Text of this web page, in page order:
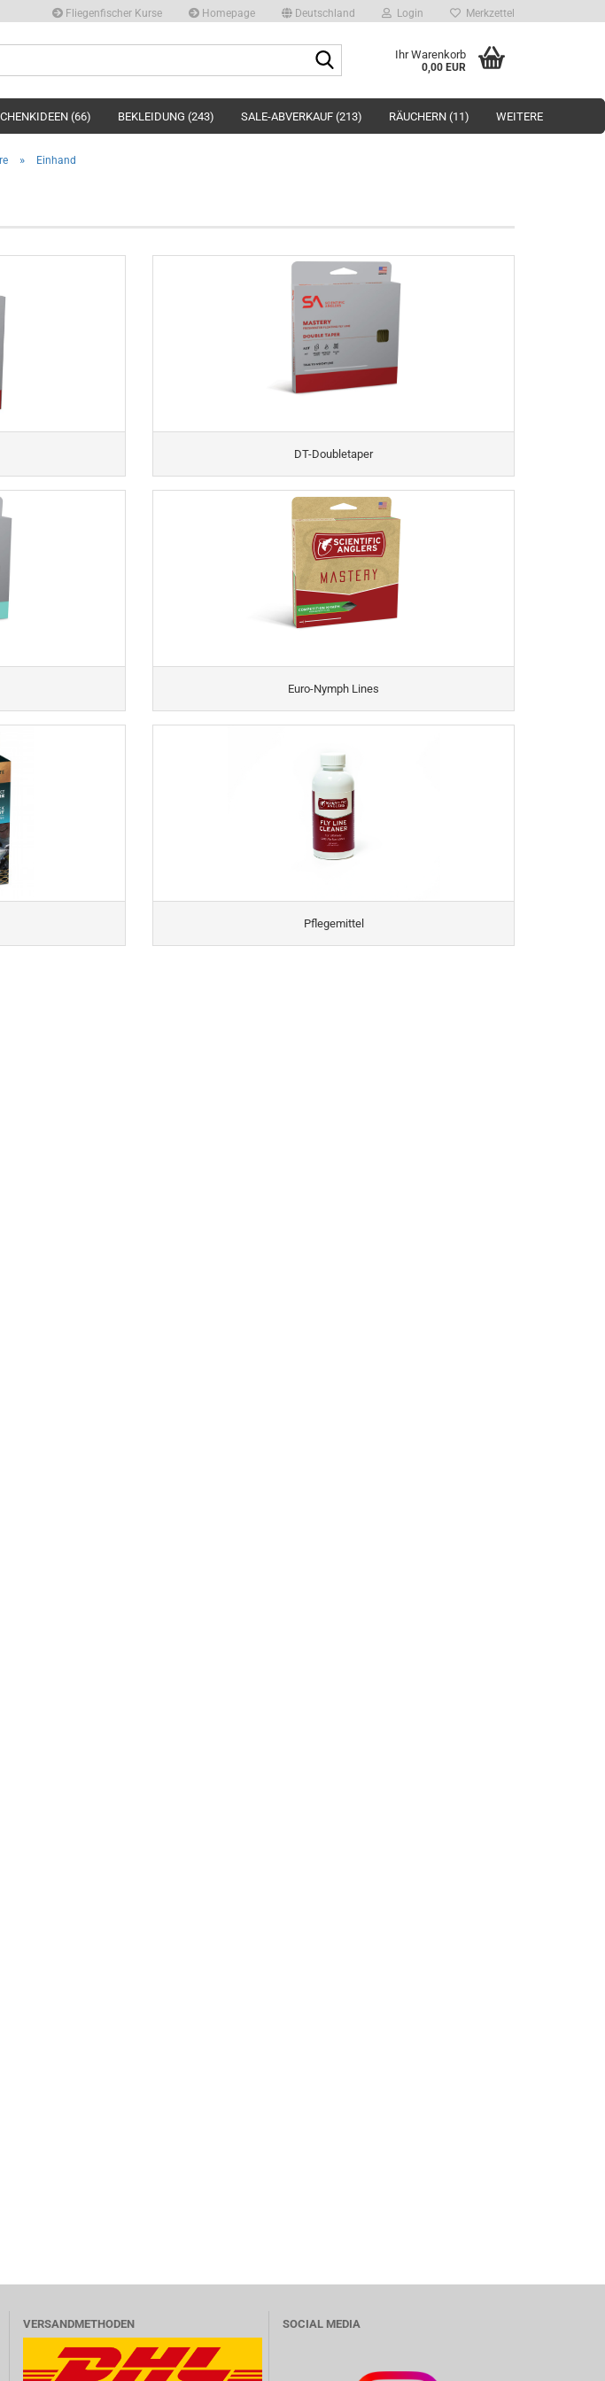
Fliegenfischer Kurse Homepage Deutschland Login Merkzettel
Ihr Warenkorb
0,00 EUR
(66) BEKLEIDUNG (243) SALE-ABVERKAUF (213) RÄUCHERN (11) WEITERE
» Einhand
DT-Doubletaper
Euro-Nymph Lines
Pflegemittel
VERSANDMETHODEN SOCIAL MEDIA